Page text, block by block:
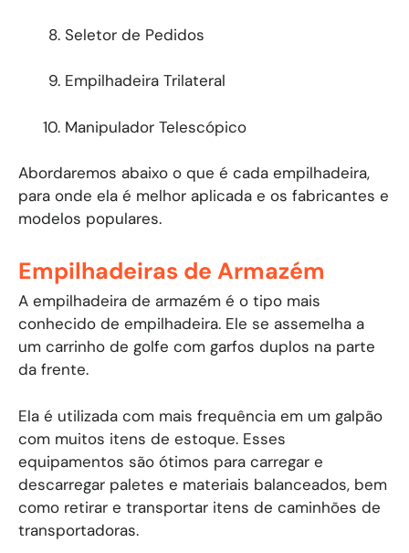
Seletor de Pedidos
Empilhadeira Trilateral
Manipulador Telescópico
Abordaremos abaixo o que é cada empilhadeira,
para onde ela é melhor aplicada e os fabricantes e
modelos populares.
Empilhadeiras de Armazém
A empilhadeira de armazém é o tipo mais
conhecido de empilhadeira. Ele se assemelha a
um carrinho de golfe com garfos duplos na parte
da frente.
Ela é utilizada com mais frequência em um galpão
com muitos itens de estoque. Esses
equipamentos são ótimos para carregar e
descarregar paletes e materiais balanceados, bem
como retirar e transportar itens de caminhões de
transportadoras.